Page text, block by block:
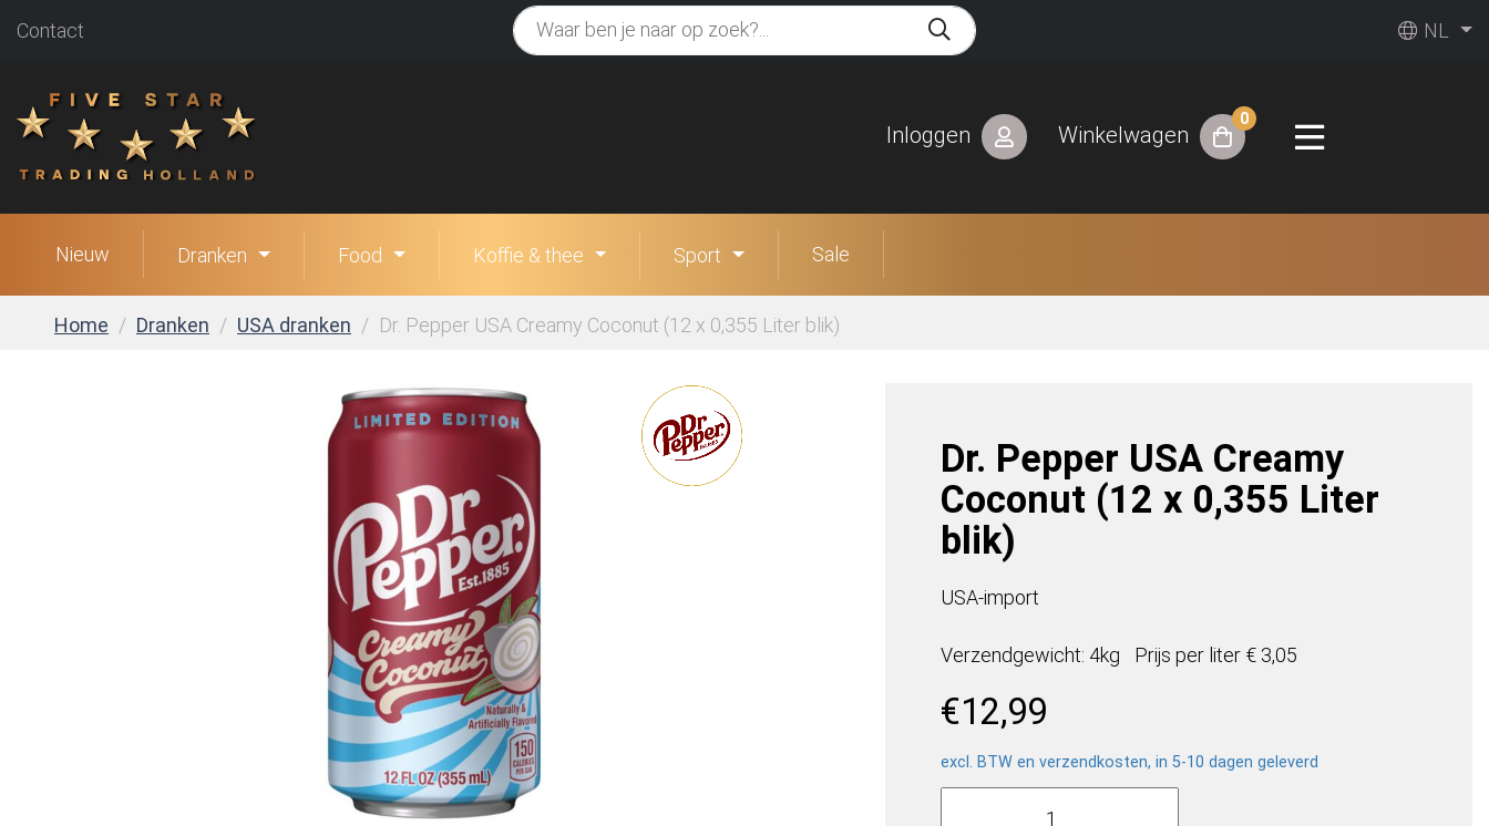
Contact NL
Inloggen Winkelwagen
0
Nieuw Dranken Food Koffie & thee Sport Sale
Home Dranken USA dranken Dr. Pepper USA Creamy Coconut (12 x 0,355 Liter blik)
Dr. Pepper USA Creamy
Coconut (12 x 0,355 Liter
blik)
USA-import
Verzendgewicht: 4kg Prijs per liter € 3,05
€12,99
excl. BTW en verzendkosten, in 5-10 dagen geleverd
Dr.